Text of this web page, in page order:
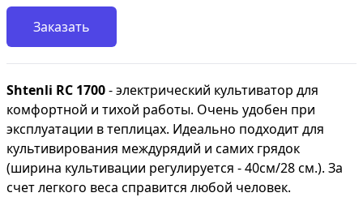
Заказать
Shtenli RC 1700- электрический культиватор для
комфортной и тихой работы. Очень удобен при
эксплуатации в теплицах. Идеально подходит для
культивирования междурядий и самих грядок
(ширина культивации регулируется - 40см/28 см.). За
счет легкого веса справится любой человек.